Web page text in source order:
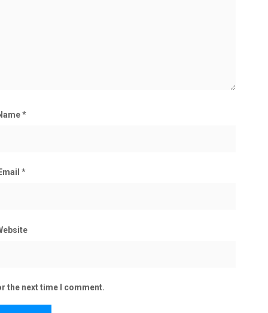
*
Email *
the next time I comment.